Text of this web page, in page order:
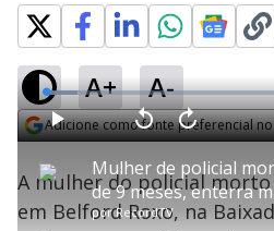
A+ A-
Adicione como fonte preferencial
P
Mulher de policial
de 9 meses, enterra
porRecordTV
P V
t
a
r
1
0
A
n
ç
a
r
L
o
a
d
e
9
.
2
5
%
A mulher do policial
em Belford Roxo, na